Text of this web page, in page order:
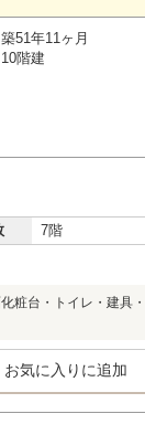
築51年11ヶ月
10階建
7階
粧台・トイレ・建具
お気に入りに追加